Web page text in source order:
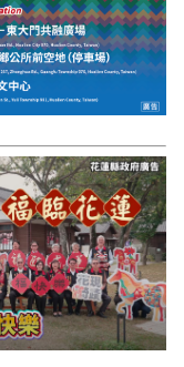
竹市
平鄉
南市
湖縣
港
東市
林縣
濱鄉